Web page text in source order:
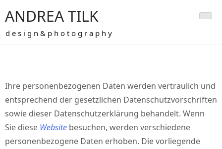
to
content
ANDREA TILK
d e s i g n & p h o t o g r a p h y
Ihre personenbezogenen Daten werden vertraulich und
entsprechend der gesetzlichen Datenschutzvorschriften
sowie dieser Datenschutzerklärung behandelt. Wenn
Sie diese Website besuchen, werden verschiedene
personenbezogene Daten erhoben. Die vorliegende